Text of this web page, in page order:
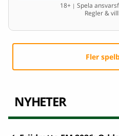
18+ | Spela
Regler &
Fler
NYHETER